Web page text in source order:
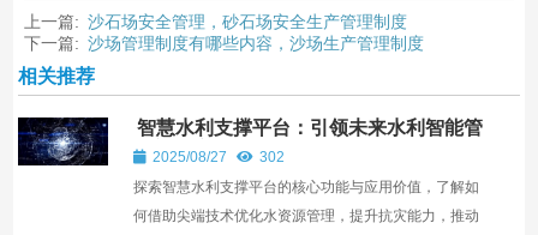
上一篇: 沙石场安全管理，砂石场安全生产管理制度
下一篇: 沙场管理制度有哪些内容，沙场生产管理制度
相关推荐
智慧水利支撑平台：引领未来水利智能管
理新潮流
2025/08/27
302
探索智慧水利支撑平台的核心功能与应用价值，了解如
何借助尖端技术优化水资源管理，提升抗灾能力，推动